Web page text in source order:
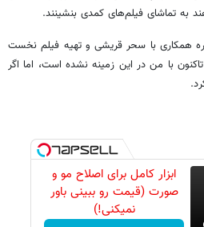
به تماشای فیلم‌های کمدی بنشینند.
همکاری با سحر قریشی و تهیه فیلم نخست
با من در این زمینه نشده است، اما اگر
ابزار کامل برای اصلاح مو و
صورت (قیمت رو ببینی باور
نمیکنی!)